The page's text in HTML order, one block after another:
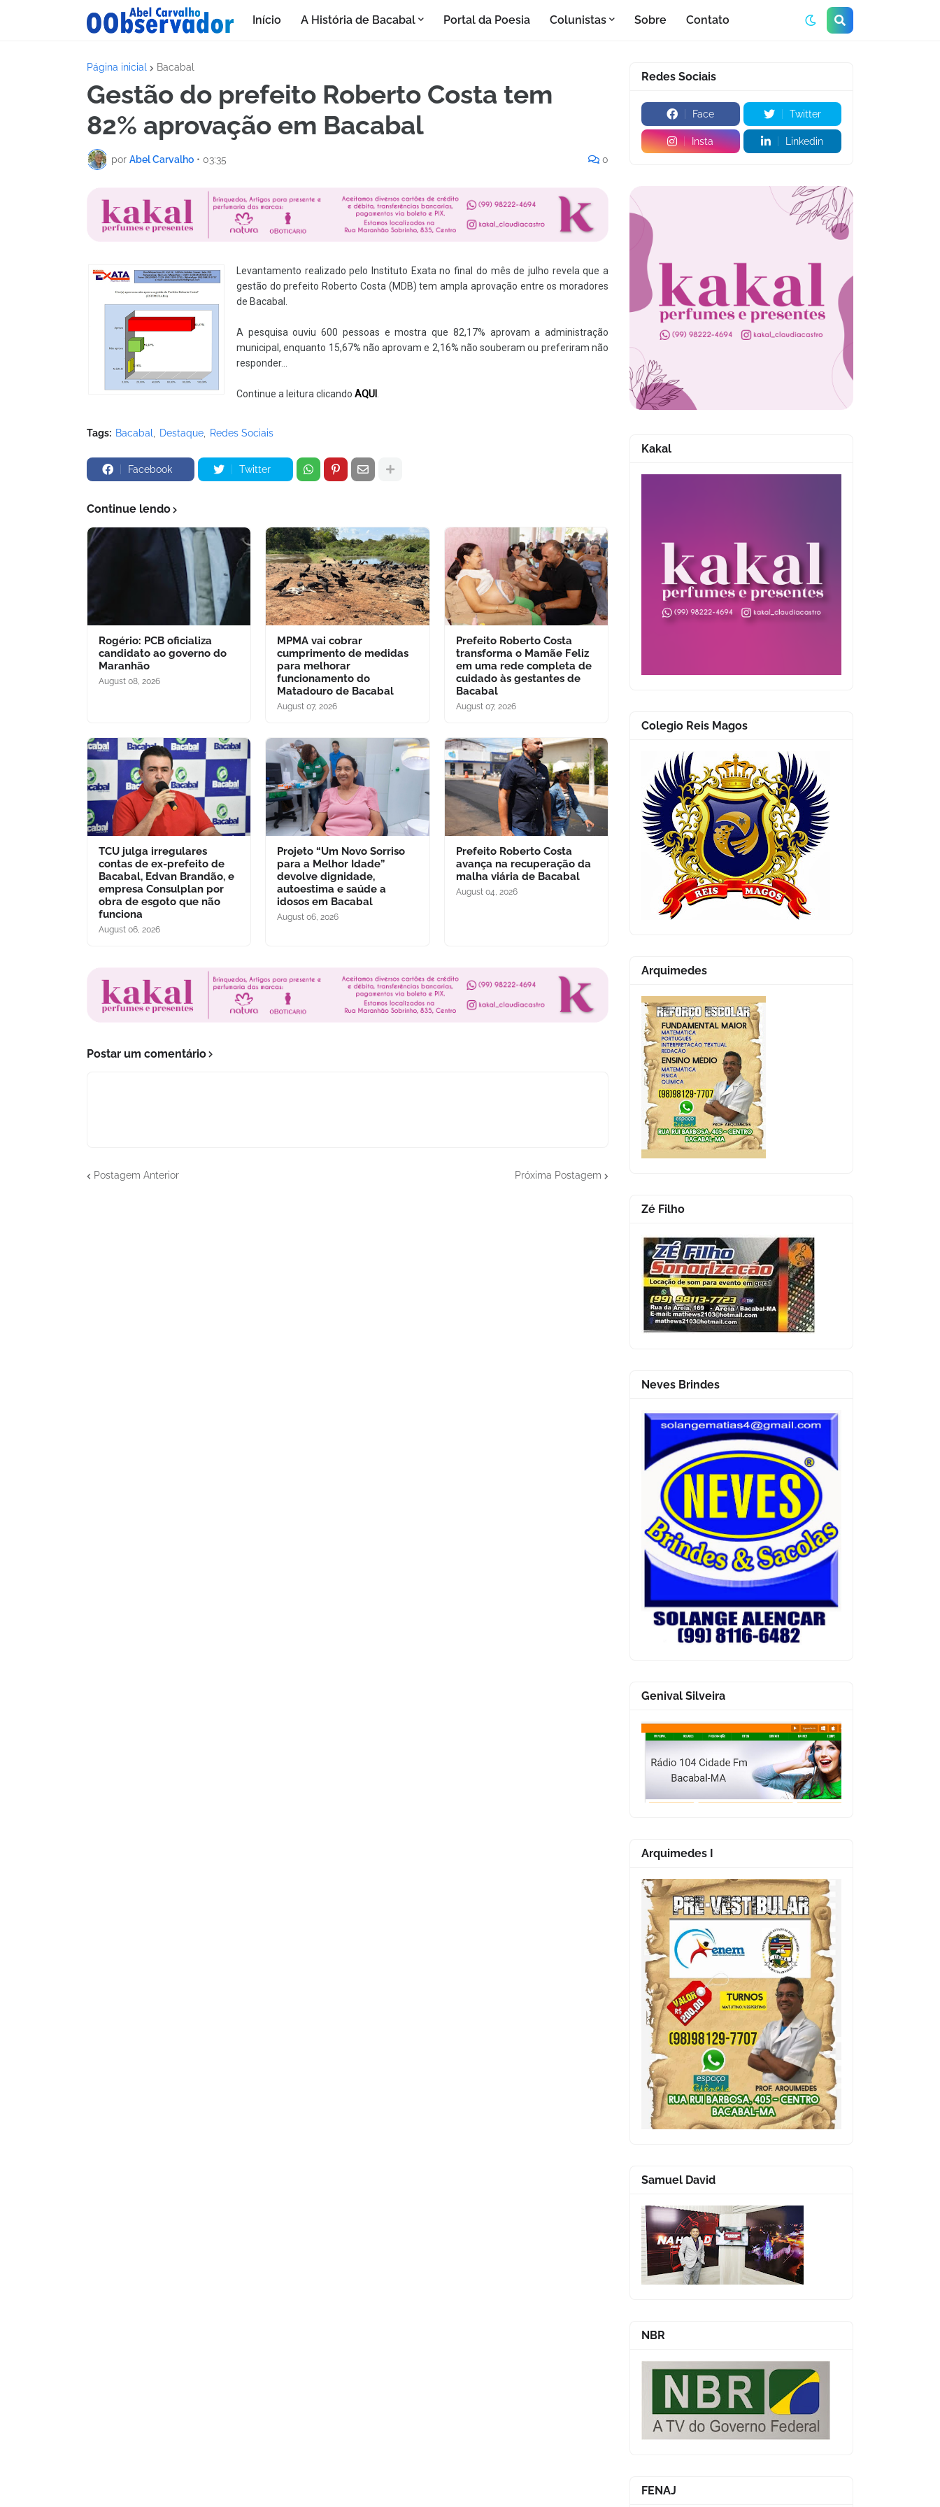
Início A História de Bacabal Portal da Poesia Colunistas Sobre Contato
Página inicial Bacabal
Gestão do prefeito Roberto Costa tem
82% aprovação em Bacabal
por Abel Carvalho • 03:35 0
Levantamento realizado pelo Instituto Exata no final do mês de julho revela que a
gestão do prefeito Roberto Costa (MDB) tem ampla aprovação entre os moradores
de Bacabal.
A pesquisa ouviu 600 pessoas e mostra que 82,17% aprovam a administração
municipal, enquanto 15,67% não aprovam e 2,16% não souberam ou preferiram não
responder...
Continue a leitura clicando AQUI .
Tags: Bacabal Destaque Redes Sociais
Facebook Twitter
Continue lendo
Rogério: PCB oficializa
candidato ao governo do
Maranhão
August 08, 2026
MPMA vai cobrar
cumprimento de medidas
para melhorar
funcionamento do
Matadouro de Bacabal
August 07, 2026
Prefeito Roberto Costa
transforma o Mamãe Feliz
em uma rede completa de
cuidado às gestantes de
Bacabal
August 07, 2026
TCU julga irregulares
contas de ex-prefeito de
Bacabal, Edvan Brandão, e
empresa Consulplan por
obra de esgoto que não
funciona
August 06, 2026
Projeto “Um Novo Sorriso
para a Melhor Idade”
devolve dignidade,
autoestima e saúde a
idosos em Bacabal
August 06, 2026
Prefeito Roberto Costa
avança na recuperação da
malha viária de Bacabal
August 04, 2026
Postar um comentário
Postagem Anterior Próxima Postagem
Redes Sociais
Face Twitter
Insta Linkedin
Kakal
Colegio Reis Magos
Arquimedes
Zé Filho
Neves Brindes
Genival Silveira
Arquimedes I
Samuel David
NBR
FENAJ